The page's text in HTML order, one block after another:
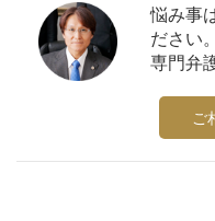
悩み事
ださい。
専門弁
ご